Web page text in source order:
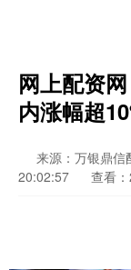
网上配资
内涨幅超
来源：万银鼎信
20:02:57
查看